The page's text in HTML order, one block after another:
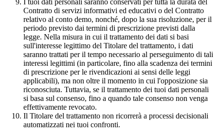
I tuoi dati personali saranno conservati per tutta la durata del
Contratto di servizi informativi ed educativi o del Contratto
relativo al conto demo, nonché, dopo la sua risoluzione, per il
periodo previsto dai termini di prescrizione previsti dalla
legge. Nella misura in cui il trattamento dei dati si basi
sull'interesse legittimo del Titolare del trattamento, i dati
saranno trattati per il tempo necessario al perseguimento di tali
interessi legittimi (in particolare, fino alla scadenza dei termini
di prescrizione per le rivendicazioni ai sensi delle leggi
applicabili), ma non oltre il momento in cui l'opposizione sia
riconosciuta. Tuttavia, se il trattamento dei tuoi dati personali
si basa sul consenso, fino a quando tale consenso non venga
effettivamente revocato.
Il Titolare del trattamento non ricorrerà a processi decisionali
automatizzati nei tuoi confronti.